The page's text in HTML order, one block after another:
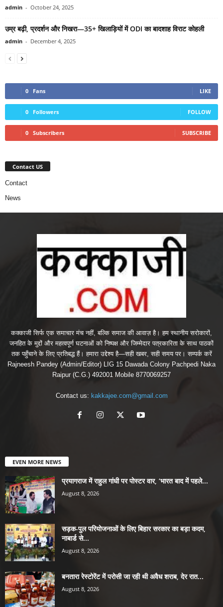
admin - October 24, 2025
उम्र बढ़ी, प्रदर्शन और निखरा—35+ खिलाड़ियों में ODI का बादशाह विराट कोहली
admin - December 4, 2025
0 Fans LIKE
0 Followers FOLLOW
0 Subscribers SUBSCRIBE
Contact US
Contact
News
कक्काजी सिर्फ एक समाचार मंच नहीं, बल्कि समाज की आवाज़ है। हम स्थानीय सरोकारों,
जनहित के मुद्दों और महत्वपूर्ण घटनाओं को निष्पक्ष और जिम्मेदार पत्रकारिता के साथ पाठकों
तक पहुँचाने के लिए प्रतिबद्ध हैं। हमारा उद्देश्य है—सही खबर, सही समय पर। सम्पर्क करें
Rajneesh Pandey (Admin/Editor) LIG 15 Dawada Colony Pachpedi Naka
Raipur (C.G.) 492001 Mobile 8770069257
Contact us: kakkajee.com@gmail.com
EVEN MORE NEWS
प्रयागराज में राहुल गांधी पर पोस्टर वार, ‘भारत बाद में पहले...
August 8, 2026
सड़क-पुल परियोजनाओं के लिए बिहार सरकार का बड़ा कदम,
नाबार्ड से...
August 8, 2026
बनतारा रेस्टोरेंट में परोसी जा रही थी अवैध शराब, देर रात...
August 8, 2026